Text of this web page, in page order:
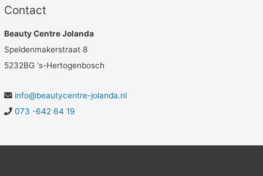
Contact
Beauty Centre Jolanda
Speldenmakerstraat 8
5232BG ‘s-Hertogenbosch
info@beautycentre-jolanda.nl
073 -642 64 19